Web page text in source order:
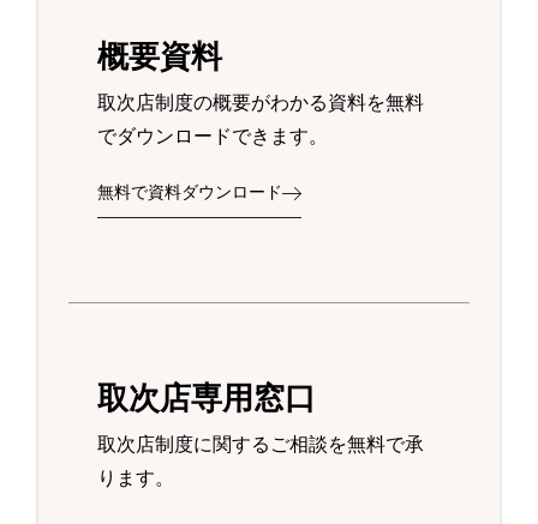
概要資料
取次店制度の概要がわかる資料を無料
でダウンロードできます。
無料で資料ダウンロード
取次店専用窓口
取次店制度に関するご相談を無料で承
ります。